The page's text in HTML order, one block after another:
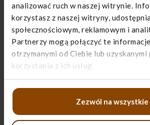
analizować ruch w naszej witrynie.
korzystasz z naszej witryny,
społecznościowym, reklamowym i
Partnerzy mogą połączyć te
otrzymanymi od Ciebie lub uzyskanymi
korzystania z ich usług.
Zezwól na wszystkie
Pamiętaj, że skompletowanie
ułatwi załatwienie wielu …
Świadczenia finansowe dla
Wszystkie świadczenia finansowe
ramach Narodowego Funduszu…